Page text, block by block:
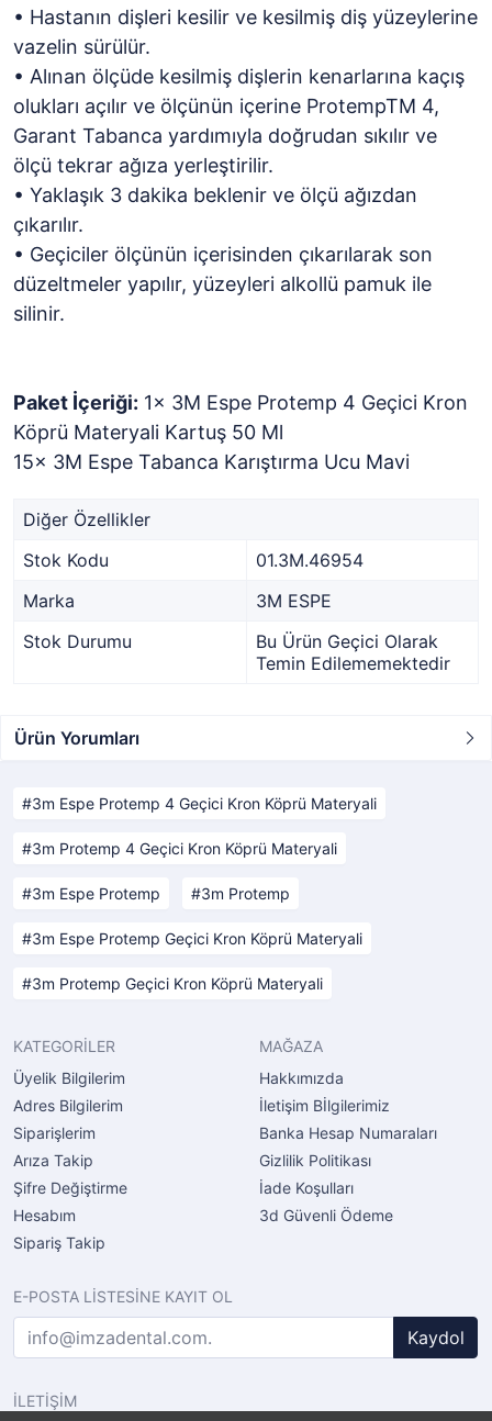
• Hastanın dişleri kesilir ve kesilmiş diş yüzeylerine
vazelin sürülür.
• Alınan ölçüde kesilmiş dişlerin kenarlarına kaçış
olukları açılır ve ölçünün içerine ProtempTM 4,
Garant Tabanca yardımıyla doğrudan sıkılır ve
ölçü tekrar ağıza yerleştirilir.
• Yaklaşık 3 dakika beklenir ve ölçü ağızdan
çıkarılır.
• Geçiciler ölçünün içerisinden çıkarılarak son
düzeltmeler yapılır, yüzeyleri alkollü pamuk ile
silinir.
Paket İçeriği: 1x 3M Espe Protemp 4 Geçici Kron
Köprü Materyali Kartuş 50 Ml
15x 3M Espe Tabanca Karıştırma Ucu Mavi
Diğer Özellikler
Stok Kodu
01.3M.46954
Marka
3M ESPE
Stok Durumu
Bu Ürün Geçici Olarak
Temin Edilememektedir
Ürün Yorumları
3m Espe Protemp 4 Geçici Kron Köprü Materyali
3m Protemp 4 Geçici Kron Köprü Materyali
3m Espe Protemp 3m Protemp
3m Espe Protemp Geçici Kron Köprü Materyali
3m Protemp Geçici Kron Köprü Materyali
KATEGORİLER
Üyelik Bilgilerim
Adres Bilgilerim
Siparişlerim
Arıza Takip
Şifre Değiştirme
Hesabım
Sipariş Takip
MAĞAZA
Hakkımızda
İletişim Bİlgilerimiz
Banka Hesap Numaraları
Gizlilik Politikası
İade Koşulları
3d Güvenli Ödeme
E-POSTA LİSTESİNE KAYIT OL
Kaydol
İLETİŞİM